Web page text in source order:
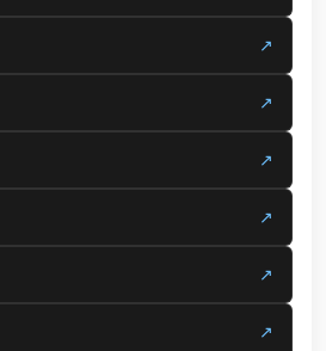
↗
↗
↗
↗
↗
↗